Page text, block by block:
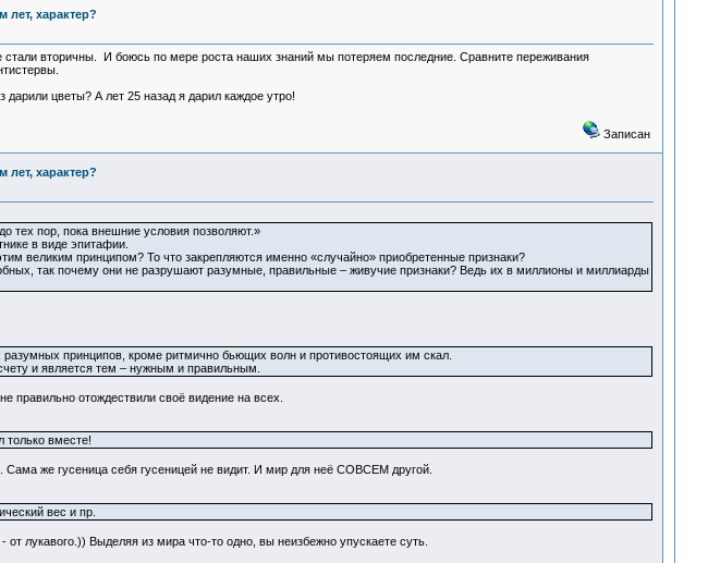
лет, характер?
вторичны. И боюсь по мере роста наших знаний мы потеряем последние. Сравните переживания
цветы? А лет 25 назад я дарил каждое утро!
Записан
лет, характер?
тех пор, пока внешние условия позволяют.»
в виде эпитафии.
великим принципом? То что закрепляются именно «случайно» приобретенные признаки?
так почему они не разрушают разумные, правильные – живучие признаки? Ведь их в миллионы и миллиарды
принципов, кроме ритмично бьющих волн и противостоящих им скал.
и является тем – нужным и правильным.
правильно отождествили своё видение на всех.
только вместе!
же гусеница себя гусеницей не видит. И мир для неё СОВСЕМ другой.
вес и пр.
лукавого.)) Выделяя из мира что-то одно, вы неизбежно упускаете суть.